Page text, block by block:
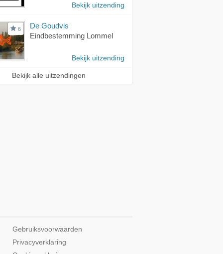
Bekijk uitzending
6
De Goudvis
Eindbestemming Lommel
Bekijk uitzending
Bekijk alle uitzendingen
Gebruiksvoorwaarden
Privacyverklaring